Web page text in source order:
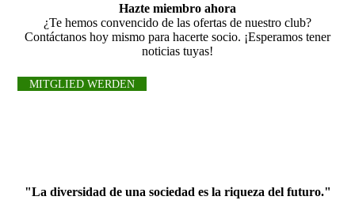
Hazte miembro ahora
¿Te hemos convencido de las ofertas de nuestro club?
Contáctanos hoy mismo para hacerte socio. ¡Esperamos tener
noticias tuyas!
MITGLIED WERDEN
"La diversidad de una sociedad es la riqueza del futuro."